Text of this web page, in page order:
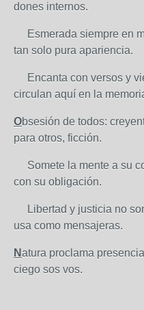
dones internos.
Esmerada siempre en
tan solo pura apariencia.
Encanta con versos y
circulan aquí en la
Obsesión de todos:
para otros, ficción.
Somete la mente a su
con su obligación.
Libertad y justicia no
usa como mensajeras.
Natura proclama
ciego sos vos.